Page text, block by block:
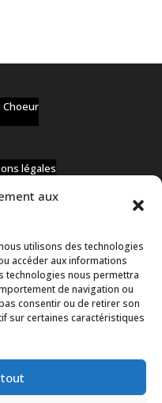
aux
utilisons des technologies
accéder aux informations
technologies nous permettra
de navigation ou
consentir ou de retirer son
sur certaines caractéristiques
légales
développement sera